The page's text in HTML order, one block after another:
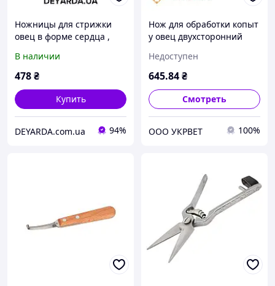
Ножницы для стрижки
овец в форме сердца ,
В наличии
478₴
Купить
DEYARDA.com.ua 94%
Нож для обработки копыт
у овец двухсторонний
Недоступен
645.84₴
Смотреть
ООО УКРВЕТ 100%